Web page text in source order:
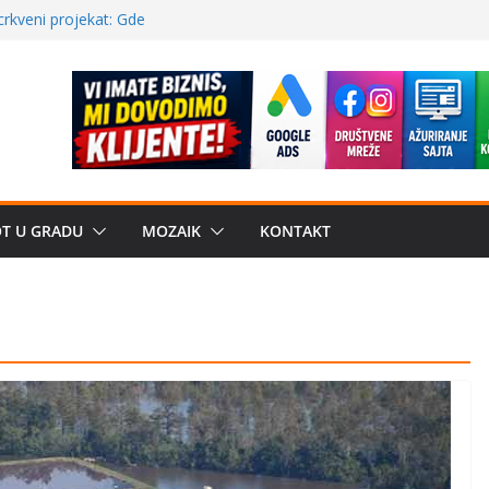
projekat: Gde
i sekularne
traženije Španija,
mira dočekao
U GRADU MOZAIK KONTAKT